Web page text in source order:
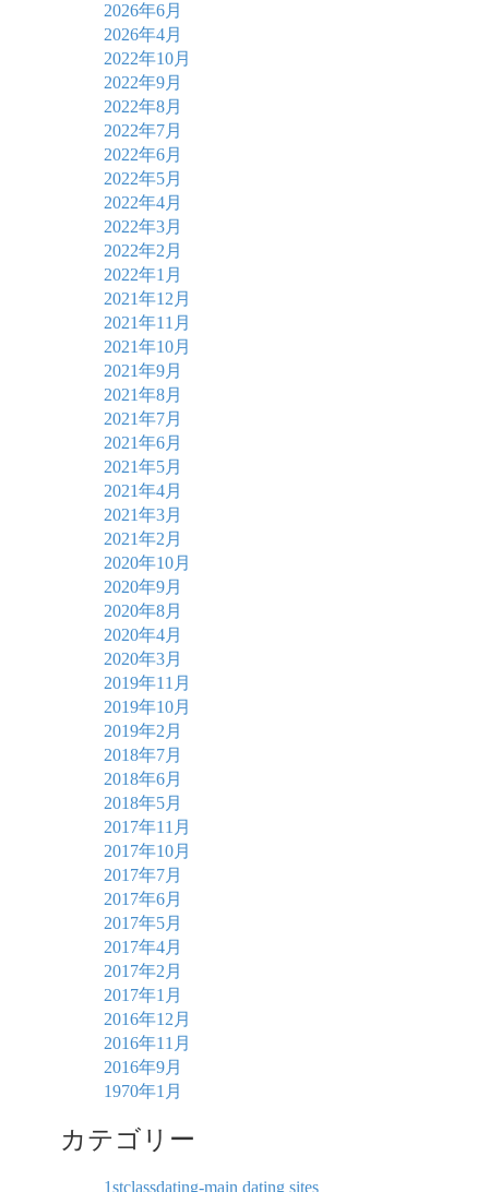
2026年6月
2026年4月
2022年10月
2022年9月
2022年8月
2022年7月
2022年6月
2022年5月
2022年4月
2022年3月
2022年2月
2022年1月
2021年12月
2021年11月
2021年10月
2021年9月
2021年8月
2021年7月
2021年6月
2021年5月
2021年4月
2021年3月
2021年2月
2020年10月
2020年9月
2020年8月
2020年4月
2020年3月
2019年11月
2019年10月
2019年2月
2018年7月
2018年6月
2018年5月
2017年11月
2017年10月
2017年7月
2017年6月
2017年5月
2017年4月
2017年2月
2017年1月
2016年12月
2016年11月
2016年9月
1970年1月
カテゴリー
1stclassdating-main dating sites